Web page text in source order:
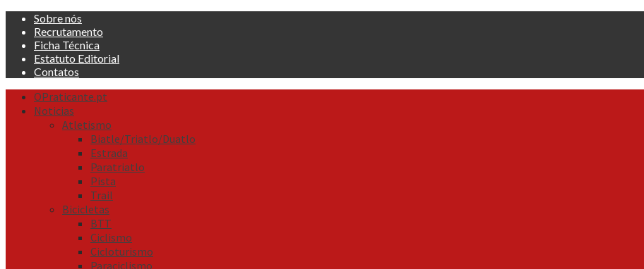
Skip
content
Sobre nós
Recrutamento
Ficha Técnica
Estatuto Editorial
Contatos
Primary
Menu
OPraticante.pt
Noticias
Atletismo
Biatle/Triatlo/Duatlo
Estrada
Paratriatlo
Pista
Trail
Bicicletas
BTT
Ciclismo
Cicloturismo
Paraciclismo